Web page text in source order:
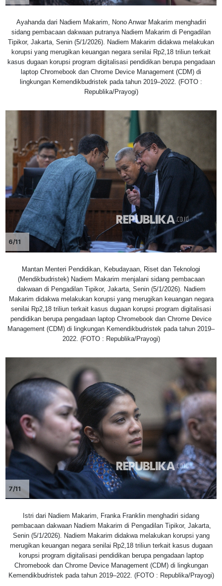
Ayahanda dari Nadiem Makarim, Nono Anwar Makarim menghadiri
sidang pembacaan dakwaan putranya Nadiem Makarim di Pengadilan
Tipikor, Jakarta, Senin (5/1/2026). Nadiem Makarim didakwa melakukan
korupsi yang merugikan keuangan negara senilai Rp2,18 triliun terkait
kasus dugaan korupsi program digitalisasi pendidikan berupa pengadaan
laptop Chromebook dan Chrome Device Management (CDM) di
lingkungan Kemendikbudristek pada tahun 2019–2022. (FOTO :
Republika/Prayogi)
6/11
Mantan Menteri Pendidikan, Kebudayaan, Riset dan Teknologi
(Mendikbudristek) Nadiem Makarim menjalani sidang pembacaan
dakwaan di Pengadilan Tipikor, Jakarta, Senin (5/1/2026). Nadiem
Makarim didakwa melakukan korupsi yang merugikan keuangan negara
senilai Rp2,18 triliun terkait kasus dugaan korupsi program digitalisasi
pendidikan berupa pengadaan laptop Chromebook dan Chrome Device
Management (CDM) di lingkungan Kemendikbudristek pada tahun 2019–
2022. (FOTO : Republika/Prayogi)
7/11
Istri dari Nadiem Makarim, Franka Franklin menghadiri sidang
pembacaan dakwaan Nadiem Makarim di Pengadilan Tipikor, Jakarta,
Senin (5/1/2026). Nadiem Makarim didakwa melakukan korupsi yang
merugikan keuangan negara senilai Rp2,18 triliun terkait kasus dugaan
korupsi program digitalisasi pendidikan berupa pengadaan laptop
Chromebook dan Chrome Device Management (CDM) di lingkungan
Kemendikbudristek pada tahun 2019–2022. (FOTO : Republika/Prayogi)